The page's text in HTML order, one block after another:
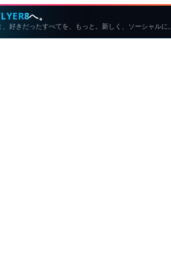
へ。
好きだったすべてを、もっと。新しく、ソーシャルに。